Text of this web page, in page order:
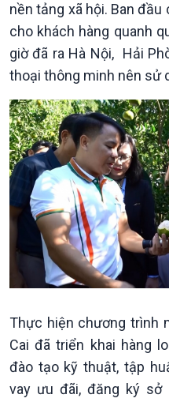
Kinh tế
Tin Kinh tế
Trước giờ mở cửa
Dòng chảy Kinh tế
Sức sống hàng Việt
Khởi nghiệp
Tuyên chiến với gian lận
thương mại
nền tảng xã hội. Ban
cho khách hàng quanh
giờ đã ra Hà Nội, Hải
thoại thông minh nên sử
Thực hiện chương trình
Cai đã triển khai hàng
đào tạo kỹ thuật, tập
vay ưu đãi, đăng ký